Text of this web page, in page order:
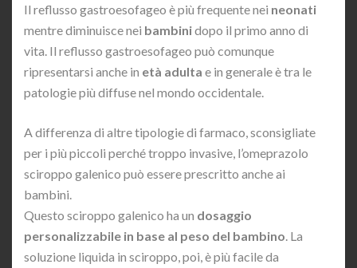
Il reflusso gastroesofageo è più frequente nei neonati
mentre diminuisce nei bambinidopo il primo anno di
vita. Il reflusso gastroesofageo può comunque
ripresentarsi anche in età adulta e in generale è tra le
patologie più diffuse nel mondo occidentale.
A differenza di altre tipologie di farmaco, sconsigliate
per i più piccoli perché troppo invasive, l’omeprazolo
sciroppo galenico può essere prescritto anche ai
bambini.
Questo sciroppo galenico ha un dosaggio
personalizzabile in base al peso del bambino . La
soluzione liquida in sciroppo, poi, è più facile da